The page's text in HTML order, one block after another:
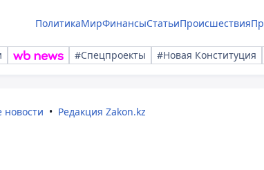
ПолитикаМирФинансыСтатьиПроисшествия
#Спецпроекты #Новая Конституция
новости Редакция Zakon.kz